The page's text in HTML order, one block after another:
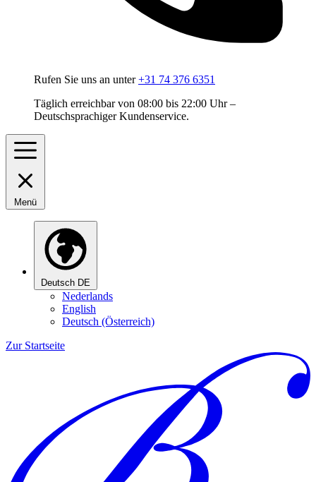
Rufen Sie uns an unter +31 74 376 6351
Täglich erreichbar von 08:00 bis 22:00 Uhr –
Deutschsprachiger Kundenservice.
Menü
Deutsch DE
Nederlands
English
Deutsch (Österreich)
Zur Startseite